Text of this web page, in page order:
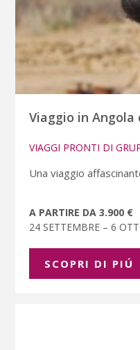
Viaggio in Angola
VIAGGI PRONTI DI
Una viaggio
A PARTIRE DA 3.900 €
24 SETTEMBRE – 6
SCOPRI DI PIÚ